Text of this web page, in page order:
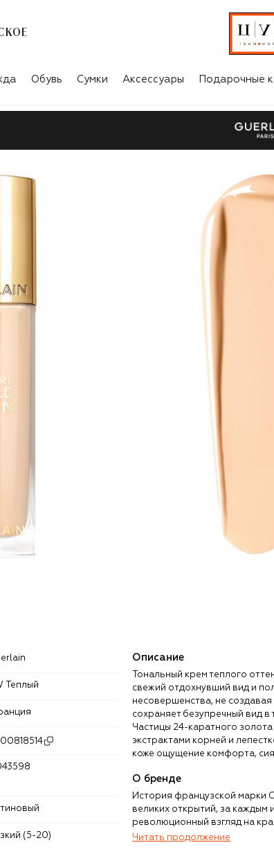
Обувь Сумки Аксессуары Подарочные
Теплый
(5-20)
Описание
Тональный крем теплого
свежий отдохнувший вид и
несовершенства, не
сохраняет безупречный вид в
Частицы 24-каратного золота
экстрактами корней и
коже ощущение комфорта,
О бренде
История французской марки
великих открытий, за каждым
революционный взгляд на
Читать продолжение